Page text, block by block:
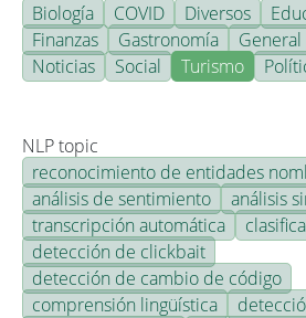
Biología
COVID Diversos
Finanzas
Gastronomía General
Noticias
Social Turismo
NLP topic
reconocimiento de entidades
análisis de sentimiento
análisis
transcripción automática
detección de clickbait
detección de cambio de código
comprensión lingüística